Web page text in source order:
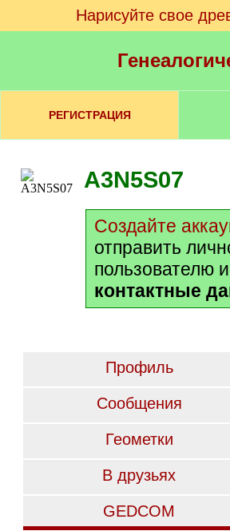
Нарисуйте свое
РЕГИСТРАЦИЯ
A3N5S07
Создайте
отправить
пользователю
контактные
Профиль
Сообщения
Геометки
В друзьях
GEDCOM